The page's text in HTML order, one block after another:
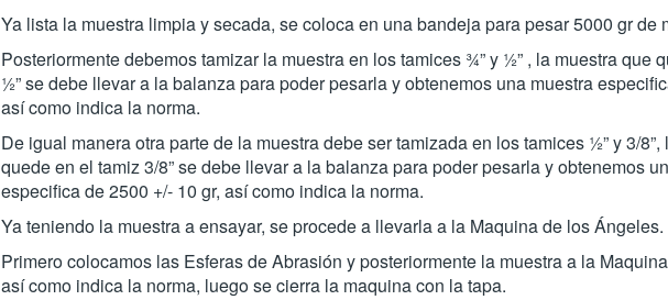
Ya lista la muestra limpia y secada, se coloca en una bandeja para pesar 5000 gr de
Posteriormente debemos tamizar la muestra en los tamices ¾” y ½” , la muestra que
½” se debe llevar a la balanza para poder pesarla y obtenemos una muestra
así como indica la norma.
De igual manera otra parte de la muestra debe ser tamizada en los tamices ½” y 3/8”,
quede en el tamiz 3/8” se debe llevar a la balanza para poder pesarla y obtenemos
especifica de 2500 +/- 10 gr, así como indica la norma.
Ya teniendo la muestra a ensayar, se procede a llevarla a la Maquina de los Ángeles.
Primero colocamos las Esferas de Abrasión y posteriormente la muestra a la
así como indica la norma, luego se cierra la maquina con la tapa.